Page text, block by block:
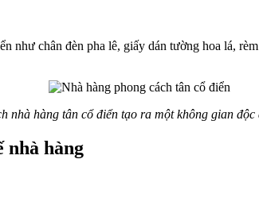
như chân đèn pha lê, giấy dán tường hoa lá,
nhà hàng tân cổ điển tạo ra một không gian
nhà hàng